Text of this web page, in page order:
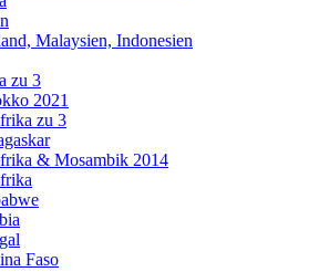
Malaysien, Indonesien
zu 3
2021
zu 3
& Mosambik 2014
Faso